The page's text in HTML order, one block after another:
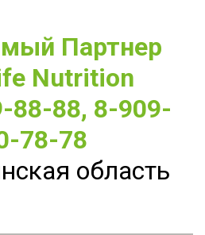
Партнер
Nutrition
88-88, 8-909-
78-78
область